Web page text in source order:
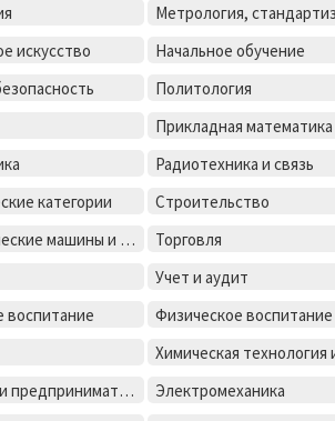
искусство Начальное обучение
Политология
Прикладная математика
Радиотехника и связь
категории
Строительство
Технологические машины и оборудования Торговля
Учет и аудит
воспитание
Экономика и предпринимательство Электромеханика